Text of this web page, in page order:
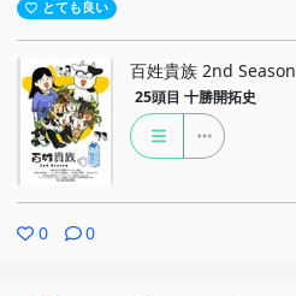
とても良い
百姓貴族 2nd Season
25頭目 十勝開拓史
0 0